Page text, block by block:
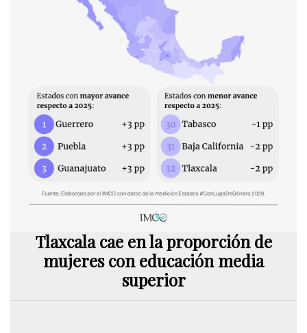
Tlaxcala cae en la proporción de
mujeres con educación media
superior